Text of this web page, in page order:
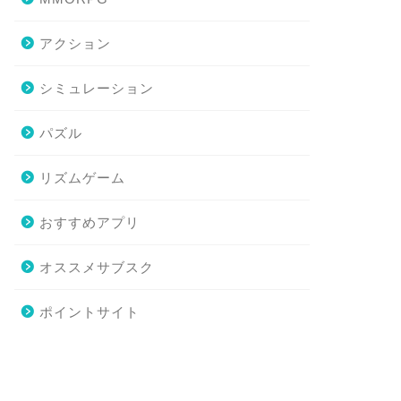
アクション
シミュレーション
パズル
リズムゲーム
おすすめアプリ
オススメサブスク
ポイントサイト